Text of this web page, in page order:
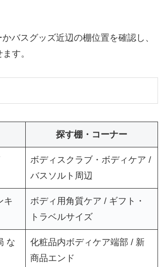
バスグッズ近辺の棚位置を確認し、
す。
探す棚・コーナー
ボディスクラブ・ボディケア /
バスソルト周辺
キ
ボディ用角質ケア / ギフト・
トラベルサイズ
な
化粧品内ボディケア端部 / 新
商品エンド